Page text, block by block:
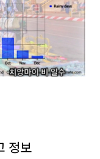
정보